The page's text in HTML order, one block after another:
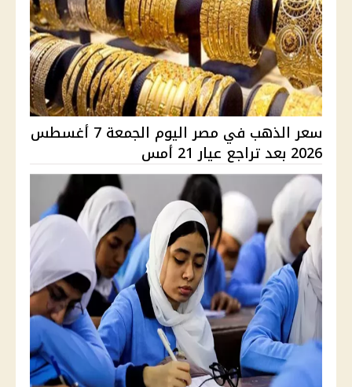
سعر الذهب في مصر اليوم الجمعة 7 أغسطس
2026 بعد تراجع عيار 21 أمس